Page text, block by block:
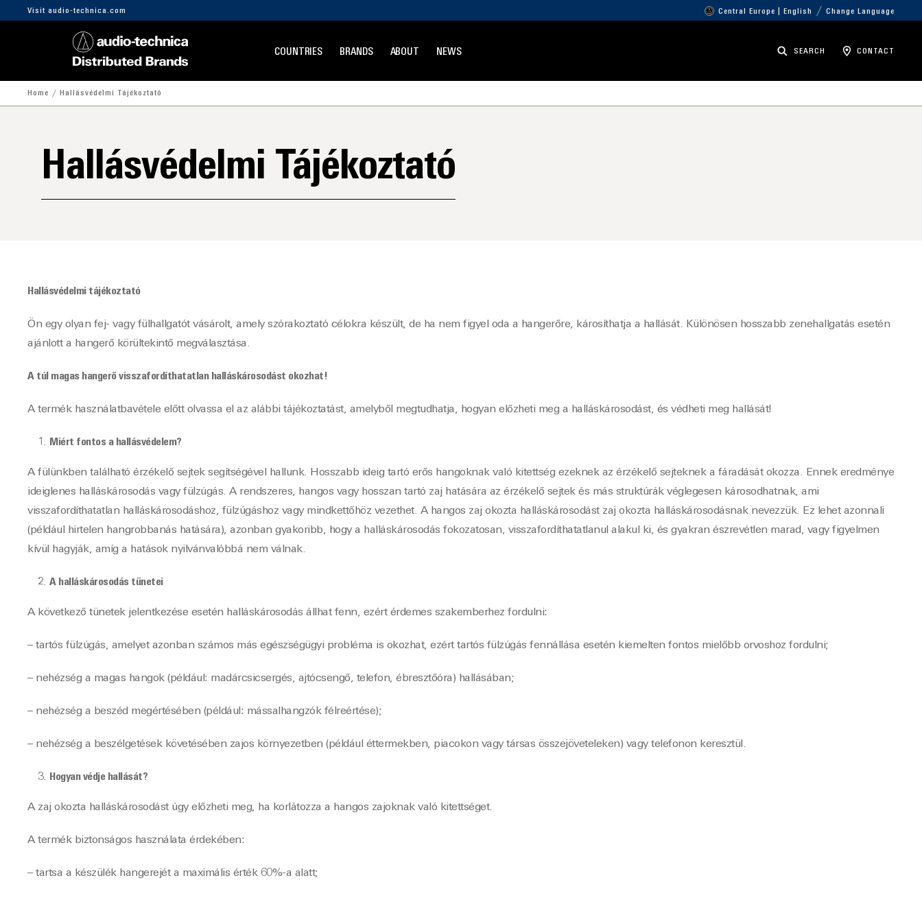
Visit audio-technica.com Central Europe | English Change Language
COUNTRIES BRANDS ABOUT NEWS SEARCH CONTACT
Home Hallásvédelmi Tájékoztató
Hallásvédelmi Tájékoztató
Hallásvédelmi tájékoztató
Ön egy olyan fej- vagy fülhallgatót vásárolt, amely szórakoztató célokra készült, de ha nem figyel oda a hangerőre, károsíthatja a hallását. Különösen hosszabb zenehallgatás esetén
ajánlott a hangerő körültekintő megválasztása.
A túl magas hangerő visszafordíthatatlan halláskárosodást okozhat!
A termék használatbavétele előtt olvassa el az alábbi tájékoztatást, amelyből megtudhatja, hogyan előzheti meg a halláskárosodást, és védheti meg hallását!
Miért fontos a hallásvédelem?
A fülünkben található érzékelő sejtek segítségével hallunk. Hosszabb ideig tartó erős hangoknak való kitettség ezeknek az érzékelő sejteknek a fáradását okozza. Ennek eredménye
ideiglenes halláskárosodás vagy fülzúgás. A rendszeres, hangos vagy hosszan tartó zaj hatására az érzékelő sejtek és más struktúrák véglegesen károsodhatnak, ami
visszafordíthatatlan halláskárosodáshoz, fülzúgáshoz vagy mindkettőhöz vezethet. A hangos zaj okozta halláskárosodást zaj okozta halláskárosodásnak nevezzük. Ez lehet azonnali
(például hirtelen hangrobbanás hatására), azonban gyakoribb, hogy a halláskárosodás fokozatosan, visszafordíthatatlanul alakul ki, és gyakran észrevétlen marad, vagy figyelmen
kívül hagyják, amíg a hatások nyilvánvalóbbá nem válnak.
A halláskárosodás tünetei
A következő tünetek jelentkezése esetén halláskárosodás állhat fenn, ezért érdemes szakemberhez fordulni:
– tartós fülzúgás, amelyet azonban számos más egészségügyi probléma is okozhat, ezért tartós fülzúgás fennállása esetén kiemelten fontos mielőbb orvoshoz fordulni;
– nehézség a magas hangok (például: madárcsicsergés, ajtócsengő, telefon, ébresztőóra) hallásában;
– nehézség a beszéd megértésében (például: mássalhangzók félreértése);
– nehézség a beszélgetések követésében zajos környezetben (például éttermekben, piacokon vagy társas összejöveteleken) vagy telefonon keresztül.
Hogyan védje hallását?
A zaj okozta halláskárosodást úgy előzheti meg, ha korlátozza a hangos zajoknak való kitettséget.
A termék biztonságos használata érdekében:
– tartsa a készülék hangerejét a maximális érték 60%-a alatt;